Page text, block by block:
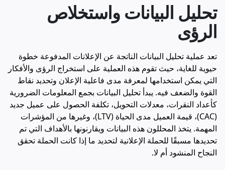
تحليل البيانات واستخلاص
الرؤى
تعد عملية تحليل البيانات الناتجة عن الإعلانات المدفوعة خطوة
حيوية للغاية، حيث تقوم هذه العملية على استخراج الرؤى والأفكار
التي يمكن استخدامها لمعرفة مدى فاعلية الإعلان وتحديد نقاط
القوة والضعف فيه. يبدأ تحليل البيانات بجمع المعلومات الضرورية
كأعداد النقرات، معدلات التحويل، تكلفة الحصول على عميل جديد
(CAC)، قيمة العميل مدى الحياة (LTV)، وغيرها من المؤشرات
المهمة. يتخذ المحللون هذه البيانات ويقارنونها بالأهداف التي تم
تحديدها مسبقًا للحملة الإعلانية لتحديد ما إذا كانت الحملة تحقق
النجاح المنشود أم لا.